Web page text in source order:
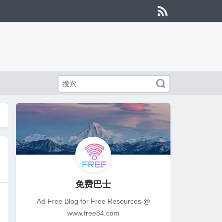


免费巴士
Ad-Free Blog for Free Resources @
www.free84.com